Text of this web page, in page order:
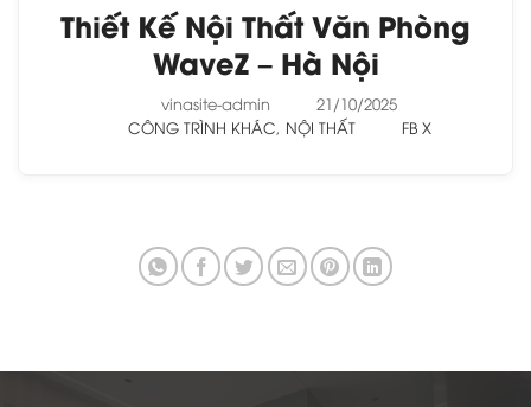
Thiết Kế Nội Thất Văn Phòng
WaveZ – Hà Nội
vinasite-admin
21/10/2025
CÔNG TRÌNH KHÁC, NỘI THẤT FB X